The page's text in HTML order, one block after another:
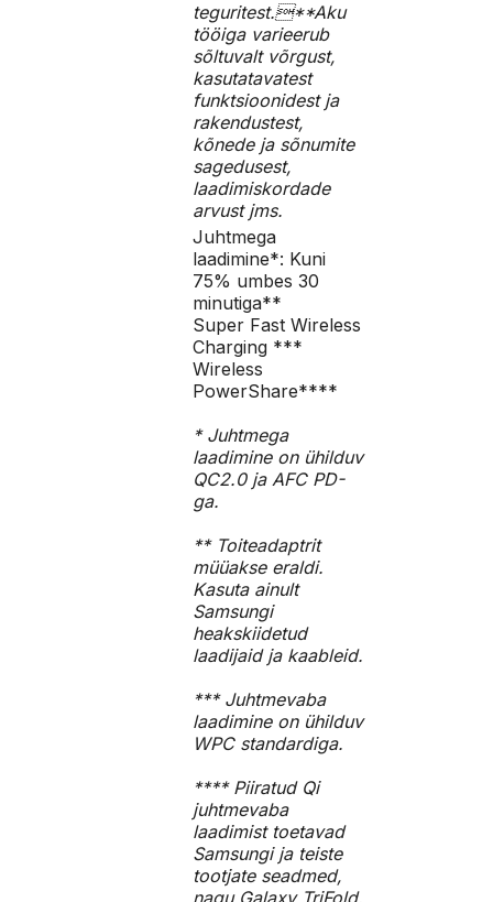
teguritest.**Aku
tööiga varieerub
sõltuvalt võrgust,
kasutatavatest
funktsioonidest ja
rakendustest,
kõnede ja sõnumite
sagedusest,
laadimiskordade
arvust jms.
Juhtmega
laadimine*: Kuni
75% umbes 30
minutiga**
Super Fast Wireless
Charging ***
Wireless
PowerShare****
* Juhtmega
laadimine on ühilduv
QC2.0 ja AFC PD-
ga.
** Toiteadaptrit
müüakse eraldi.
Kasuta ainult
Samsungi
heakskiidetud
laadijaid ja kaableid.
*** Juhtmevaba
laadimine on ühilduv
WPC standardiga.
**** Piiratud Qi
juhtmevaba
laadimist toetavad
Samsungi ja teiste
tootjate seadmed,